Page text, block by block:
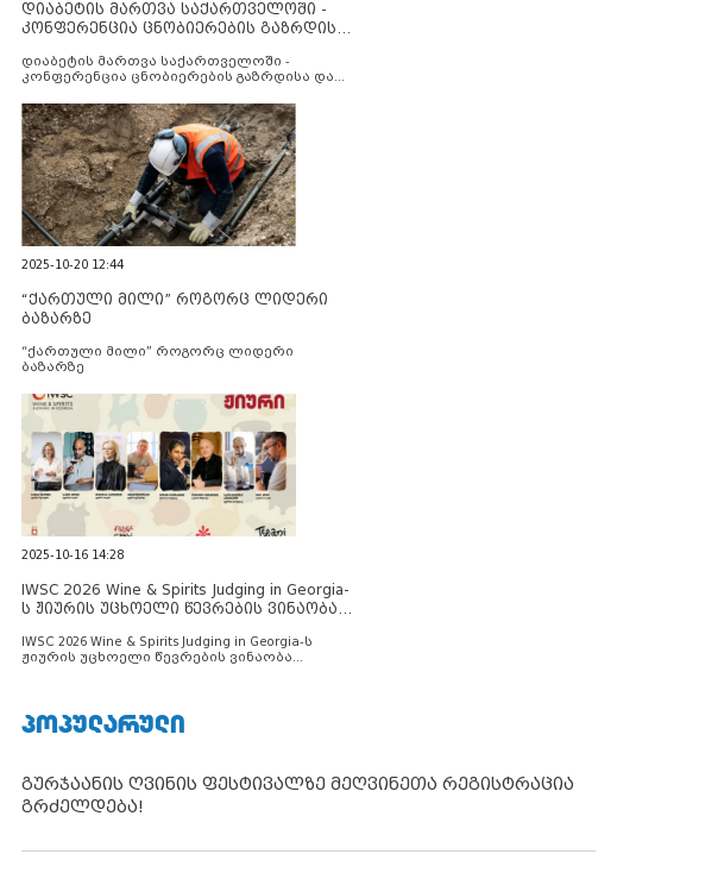
დიაბეტის მართვა საქართველოში -
კონფერენცია ცნობიერების გაზრდისა
დიაბეტის მართვა საქართველოში -
კონფერენცია ცნობიერების გაზრდისა და
2025-10-20 12:44
“ქართული მილი” როგორც ლიდერი
ბაზარზე
“ქართული მილი” როგორც ლიდერი
ბაზარზე
2025-10-16 14:28
IWSC 2026 Wine & Spirits Judging in Georgia-
ს ჟიურის უცხოელი წევრების ვინაობა
IWSC 2026 Wine & Spirits Judging in Georgia-ს
ჟიურის უცხოელი წევრების ვინაობა
ᲞᲝᲞᲣᲚᲐᲠᲣᲚᲘ
გურჯაანის ღვინის ფესტივალზე მეღვინეთა რეგისტრაცია
გრძელდება!